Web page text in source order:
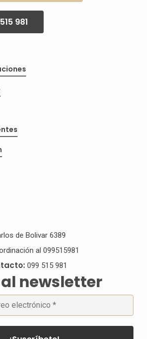
elegir
en
de
981
de Bolivar 6389
al 099515981
099 515 981
newsletter